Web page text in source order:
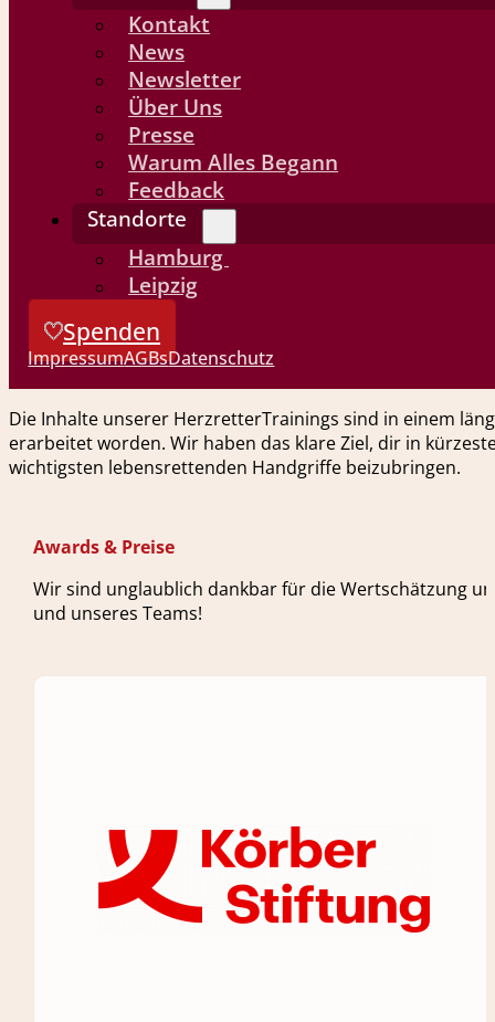
Kontakt
News
Newsletter
Über Uns
Presse
Warum Alles Begann
Feedback
Standorte
Hamburg
Leipzig
Spenden
ImpressumAGBsDatenschutz
Die Inhalte unserer HerzretterTrainings sind in einem
erarbeitet worden. Wir haben das klare Ziel, dir in
wichtigsten lebensrettenden Handgriffe beizubringen.
Awards & Preise
Wir sind unglaublich dankbar für die Wertschätzung
und unseres Teams!